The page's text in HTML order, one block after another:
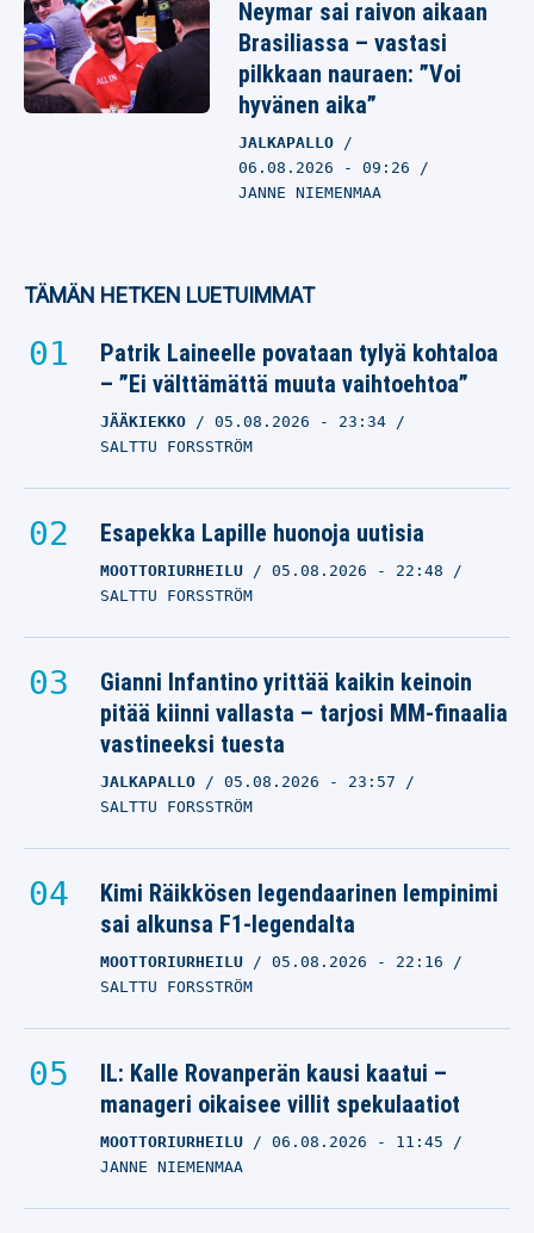
Neymar sai raivon aikaan
Brasiliassa – vastasi
pilkkaan nauraen: ”Voi
hyvänen aika”
JALKAPALLO
06.08.2026 - 09:26
JANNE NIEMENMAA
TÄMÄN HETKEN LUETUIMMAT
Patrik Laineelle povataan tylyä kohtaloa
– ”Ei välttämättä muuta vaihtoehtoa”
JÄÄKIEKKO 05.08.2026 - 23:34
SALTTU FORSSTRÖM
Esapekka Lapille huonoja uutisia
MOOTTORIURHEILU 05.08.2026 - 22:48
SALTTU FORSSTRÖM
Gianni Infantino yrittää kaikin keinoin
pitää kiinni vallasta – tarjosi MM-finaalia
vastineeksi tuesta
JALKAPALLO 05.08.2026 - 23:57
SALTTU FORSSTRÖM
Kimi Räikkösen legendaarinen lempinimi
sai alkunsa F1-legendalta
MOOTTORIURHEILU 05.08.2026 - 22:16
SALTTU FORSSTRÖM
IL: Kalle Rovanperän kausi kaatui –
manageri oikaisee villit spekulaatiot
MOOTTORIURHEILU 06.08.2026 - 11:45
JANNE NIEMENMAA